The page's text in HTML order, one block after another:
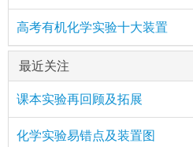
高考有机化学实验十大装置
最近关注
课本实验再回顾及拓展
化学实验易错点及装置图